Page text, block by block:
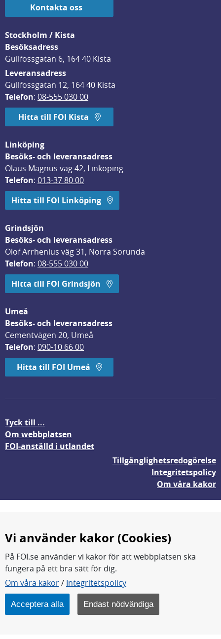
Kontakta oss
Stockholm / Kista
Besöksadress
Gullfossgatan 6, 164 40 Kista
Leveransadress
Gullfossgatan 12, 164 40 Kista
Telefon: 08-555 030 00
Hitta till FOI Kista
Linköping
Besöks- och leveransadress
Olaus Magnus väg 42, Linköping
Telefon: 013-37 80 00
Hitta till FOI Linköping
Grindsjön
Besöks- och leveransadress
Olof Arrhenius väg 31, Norra Sorunda
Telefon: 08-555 030 00
Hitta till FOI Grindsjön
Umeå
Besöks- och leveransadress
Cementvägen 20, Umeå
Telefon: 090-10 66 00
Hitta till FOI Umeå
Tyck till ...
Om webbplatsen
FOI-anställd i utlandet
Tillgänglighetsredogörelse
Integritetspolicy
Om våra kakor
FOI forskar för en säkrare värld.
FOI:s kärnverksamhet är forskning, metod- och
teknikutveckling samt analyser och studier.
Myndigheten ligger under Försvarsdepartementet.
Vi använder kakor (Cookies)
På FOI.se använder vi kakor för att webbplatsen ska
fungera på ett bra sätt för dig.
Om våra kakor/ Integritetspolicy
Acceptera alla Endast nödvändiga